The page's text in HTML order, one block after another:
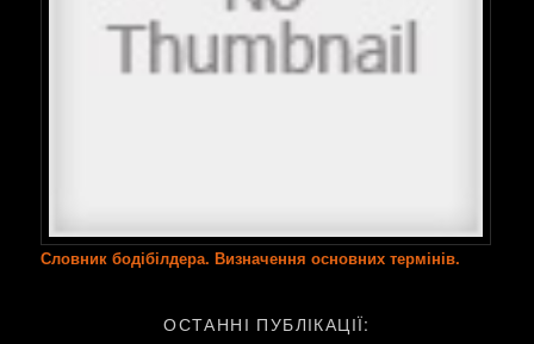
Словник бодібілдера. Визначення основних термінів.
ОСТАННІ ПУБЛІКАЦІЇ: